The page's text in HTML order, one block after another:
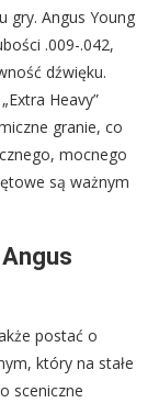
gry. Angus Young
.009-.042,
dźwięku.
Heavy”
granie, co
mocnego
są ważnym
postać o
który na stałe
sceniczne